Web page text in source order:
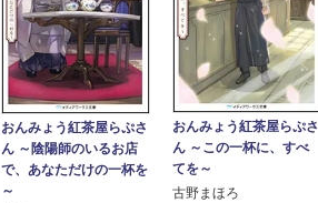
おんみょう紅茶屋らぷさ
ん ～陰陽師のいるお店
で、あなただけの一杯を
～
おんみょう紅茶屋らぷさ
ん ～この一杯に、すべ
てを～
古野まほろ